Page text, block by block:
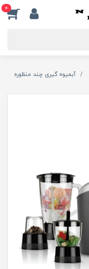
0
آبمیوه گیری چند منظوره